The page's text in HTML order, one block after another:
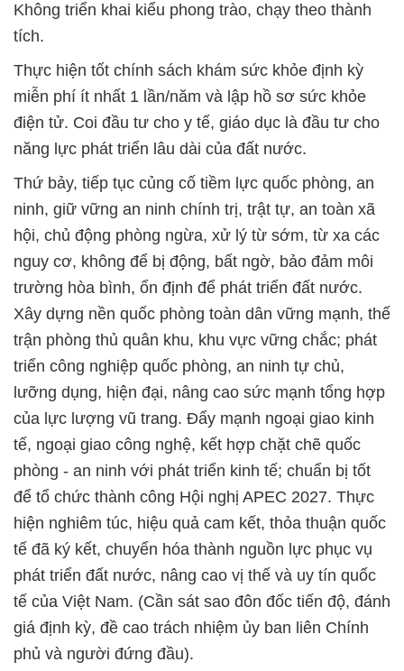
Không triển khai kiểu phong trào, chạy theo thành
tích.
Thực hiện tốt chính sách khám sức khỏe định kỳ
miễn phí ít nhất 1 lần/năm và lập hồ sơ sức khỏe
điện tử. Coi đầu tư cho y tế, giáo dục là đầu tư cho
năng lực phát triển lâu dài của đất nước.
Thứ bảy, tiếp tục củng cố tiềm lực quốc phòng, an
ninh, giữ vững an ninh chính trị, trật tự, an toàn xã
hội, chủ động phòng ngừa, xử lý từ sớm, từ xa các
nguy cơ, không để bị động, bất ngờ, bảo đảm môi
trường hòa bình, ổn định để phát triển đất nước.
Xây dựng nền quốc phòng toàn dân vững mạnh, thế
trận phòng thủ quân khu, khu vực vững chắc; phát
triển công nghiệp quốc phòng, an ninh tự chủ,
lưỡng dụng, hiện đại, nâng cao sức mạnh tổng hợp
của lực lượng vũ trang. Đẩy mạnh ngoại giao kinh
tế, ngoại giao công nghệ, kết hợp chặt chẽ quốc
phòng - an ninh với phát triển kinh tế; chuẩn bị tốt
để tổ chức thành công Hội nghị APEC 2027. Thực
hiện nghiêm túc, hiệu quả cam kết, thỏa thuận quốc
tế đã ký kết, chuyển hóa thành nguồn lực phục vụ
phát triển đất nước, nâng cao vị thế và uy tín quốc
tế của Việt Nam. (Cần sát sao đôn đốc tiến độ, đánh
giá định kỳ, đề cao trách nhiệm ủy ban liên Chính
phủ và người đứng đầu).